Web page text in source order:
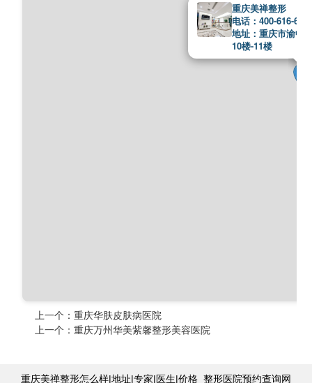
重庆美禅整形
电话：400-616-
地址：重庆市渝中
10楼-11楼
上一个：重庆华肤皮肤病医院
上一个：重庆万州华美紫馨整形美容医院
重庆美禅整形怎么样|地址|专家|医生|价格_整形医院预约查询网